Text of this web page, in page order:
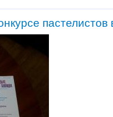
пастелистов